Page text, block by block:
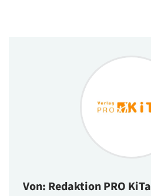
Von: Redaktion PRO KiTa